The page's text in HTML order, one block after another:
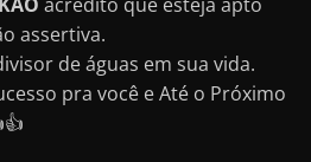
acredito que esteja apto
assertiva.
de águas em sua vida.
pra você e Até o Próximo